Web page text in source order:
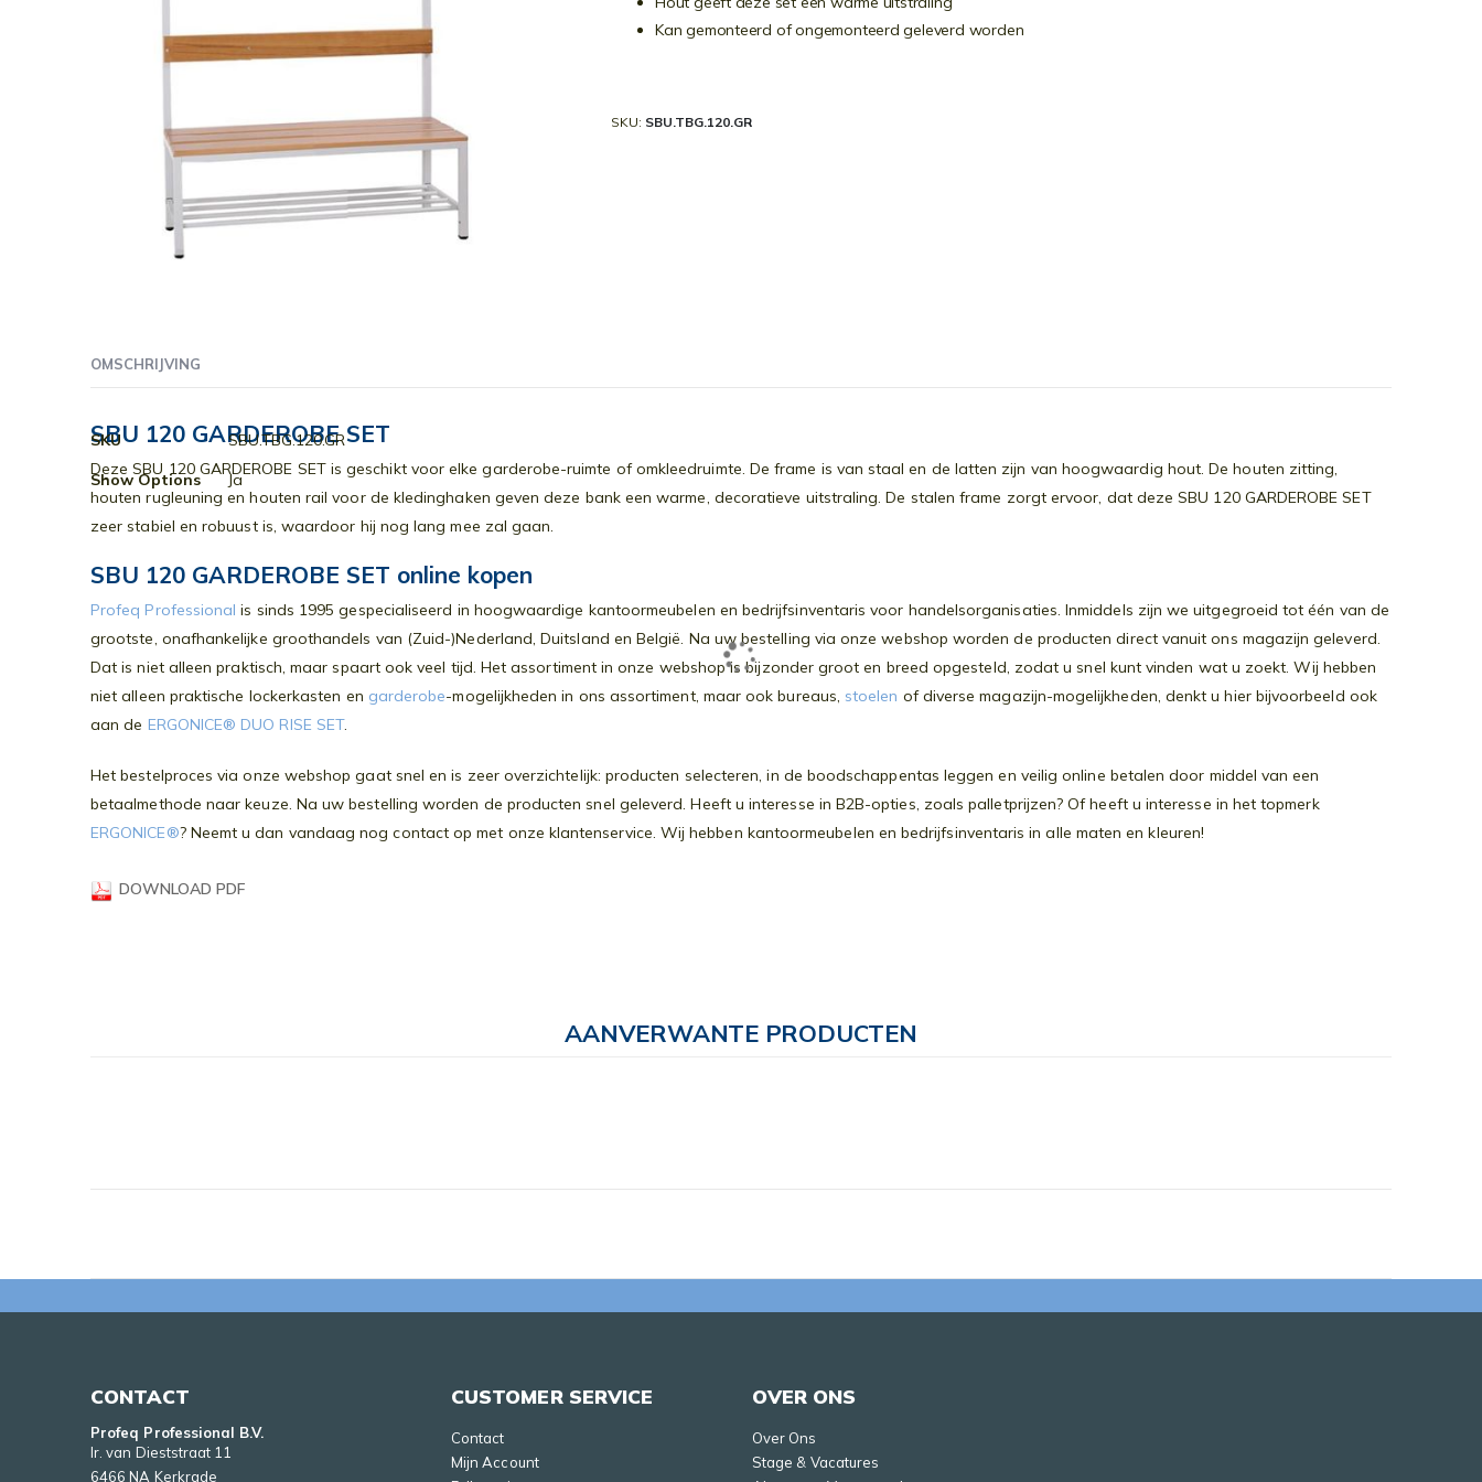
het
van
afbeeldingen-
gallerij
Kan gemonteerd of ongemonteerd geleverd worden
SKU SBU.TBG.120.GR
OMSCHRIJVING
SBU 120 GARDEROBE SET
Deze SBU 120 GARDEROBE SET is geschikt voor elke garderobe-ruimte of omkleedruimte. De frame is van staal en de latten zijn van hoogwaardig hout. De houten zitting,
houten rugleuning en houten rail voor de kledinghaken geven deze bank een warme, decoratieve uitstraling. De stalen frame zorgt ervoor, dat deze SBU 120 GARDEROBE SET
zeer stabiel en robuust is, waardoor hij nog lang mee zal gaan.
SBU 120 GARDEROBE SET online kopen
Profeq Professional is sinds 1995 gespecialiseerd in hoogwaardige kantoormeubelen en bedrijfsinventaris voor handelsorganisaties. Inmiddels zijn we uitgegroeid tot één van de
grootste, onafhankelijke groothandels van (Zuid-)Nederland, Duitsland en België. Na uw bestelling via onze webshop worden de producten direct vanuit ons magazijn geleverd.
Dat is niet alleen praktisch, maar spaart ook veel tijd. Het assortiment in onze webshop is bijzonder groot en breed opgesteld, zodat u snel kunt vinden wat u zoekt. Wij hebben
niet alleen praktische lockerkasten en garderobe-mogelijkheden in ons assortiment, maar ook bureaus, stoelen of diverse magazijn-mogelijkheden, denkt u hier bijvoorbeeld ook
aan de ERGONICE® DUO RISE SET.
Het bestelproces via onze webshop gaat snel en is zeer overzichtelijk: producten selecteren, in de boodschappentas leggen en veilig online betalen door middel van een
betaalmethode naar keuze. Na uw bestelling worden de producten snel geleverd. Heeft u interesse in B2B-opties, zoals palletprijzen? Of heeft u interesse in het topmerk
ERGONICE®? Neemt u dan vandaag nog contact op met onze klantenservice. Wij hebben kantoormeubelen en bedrijfsinventaris in alle maten en kleuren!
Meer
informatie
SKU
SBU.TBG.120.GR
Show Options
Ja
DOWNLOAD PDF
AANVERWANTE PRODUCTEN
CONTACT
Profeq Professional B.V.
Ir. van Dieststraat 11
6466 NA Kerkrade
CUSTOMER SERVICE
Contact
Mijn Account
OVER ONS
Over Ons
Stage & Vacatures